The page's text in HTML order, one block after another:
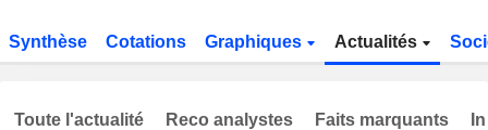
Synthèse Cotations Graphiques Actualités
Toute l'actualité Reco analystes Faits marquants